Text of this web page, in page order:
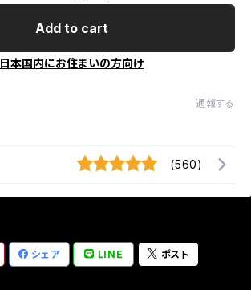
Add to cart
日本国内にお住まいの方向け
通報する
(560)
シェア LINE ポスト